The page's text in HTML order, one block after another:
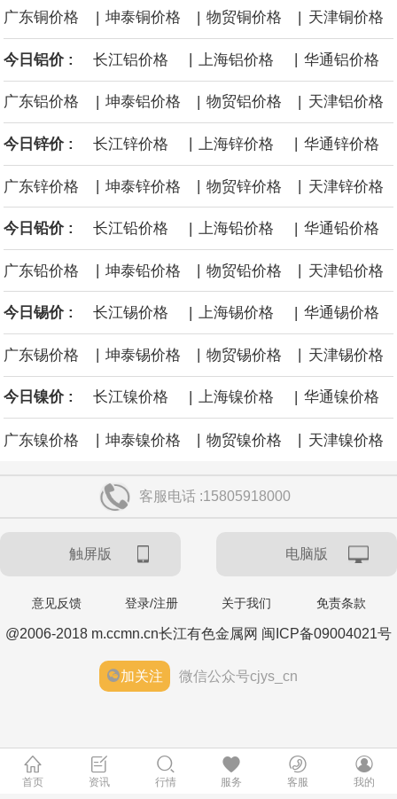
后续14艘平均每艘约180亿美元。
黄金价格有望录得自今年1月以来最大单周涨幅。油价走弱为金价提
元上方的盘整区间中进一步上涨。
海力士：龙仁工厂将生产高带宽内存（HBM）及其他下一代动态随
机存取存储器（DRAM）。
广东铜价格 | 坤泰铜价格 | 物贸铜价格 | 天津铜价格
今日铝价 : 长江铝价格 上海铝价格 华通铝价格
广东铝价格 | 坤泰铝价格 | 物贸铝价格 | 天津铝价格
今日锌价 : 长江锌价格 上海锌价格 华通锌价格
广东锌价格 | 坤泰锌价格 | 物贸锌价格 | 天津锌价格
今日铅价 : 长江铅价格 | 上海铅价格 | 华通铅价格
广东铅价格 坤泰铅价格 物贸铅价格 天津铅价格
今日锡价 : 长江锡价格 | 上海锡价格 | 华通锡价格
广东锡价格 坤泰锡价格 物贸锡价格 天津锡价格
今日镍价 : 长江镍价格 | 上海镍价格 | 华通镍价格
广东镍价格 | 坤泰镍价格 | 物贸镍价格 | 天津镍价格
客服电话 :15805918000
触屏版 电脑版
意见反馈 登录/注册 关于我们 免责条款
@2006-2018 m.ccmn.cn长江有色金属网 闽ICP备09004021号
加关注 微信公众号cjys_cn
首页 资讯 行情 服务 客服 我的